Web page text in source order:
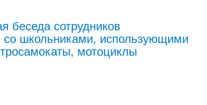
беседа сотрудников
со школьниками, использующими
мотоциклы